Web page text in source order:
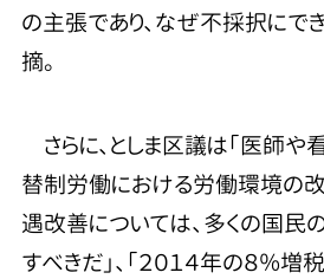
の主張であり、なぜ不採択にで
摘。
さらに、としま区議は「医師
替制労働における労働環境の
遇改善については、多くの国民
すべきだ」、「２０１４年の８％